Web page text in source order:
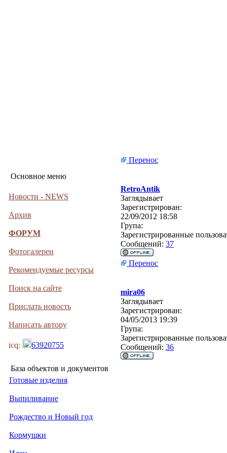
Основное меню
Новости - NEWS
Архив
ФОРУМ
Фотогалереи
Рекомендуемые ресурсы
Поиск на сайте
Прислать новость
Написать автору
icq: 63920755
База объектов и документов
Готовые изделия
Выпиливание
Рождество и Новый год
Кормушки
Перенос
RetroAntik
Заглядывает
Зарегистрирован:
22/09/2012 18:58
Група:
Зарегистрированные
Сообщений: 37
Перенос
mira06
Заглядывает
Зарегистрирован:
04/05/2013 19:39
Група:
Зарегистрированные
Сообщений: 36